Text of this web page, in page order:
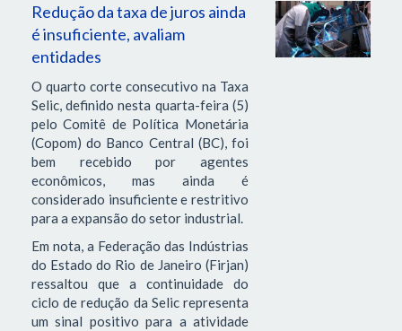
Redução da taxa de juros ainda
é insuficiente, avaliam
entidades
O quarto corte consecutivo na Taxa
Selic, definido nesta quarta-feira (5)
pelo Comitê de Política Monetária
(Copom) do Banco Central (BC), foi
bem recebido por agentes
econômicos, mas ainda é
considerado insuficiente e restritivo
para a expansão do setor industrial.
Em nota, a Federação das Indústrias
do Estado do Rio de Janeiro (Firjan)
ressaltou que a continuidade do
ciclo de redução da Selic representa
um sinal positivo para a atividade